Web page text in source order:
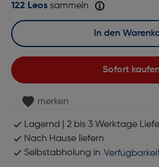
122 Leossammeln
Sofort
In den
merken
Lagernd | 2 bis 3 Werktage
Nach Hause liefern
Selbstabholung in